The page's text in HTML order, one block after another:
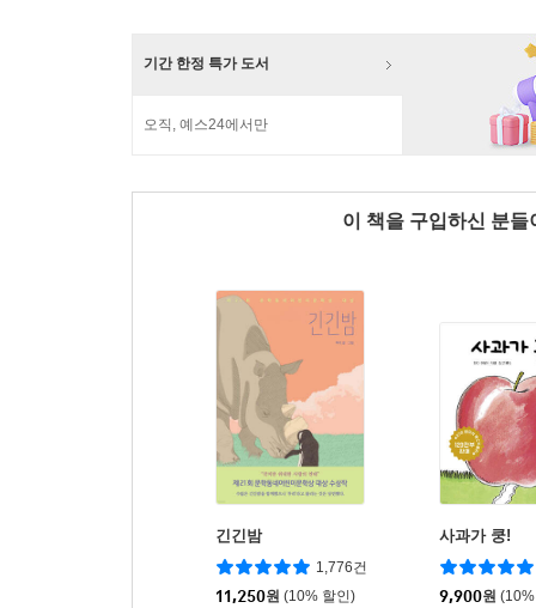
기간 한정 특가 도서
오직, 예스24에서만
이 책을 구입하신 분
긴긴밤
1,776건
11,250원 (10% 할인)
사과가 쿵!
9,900원